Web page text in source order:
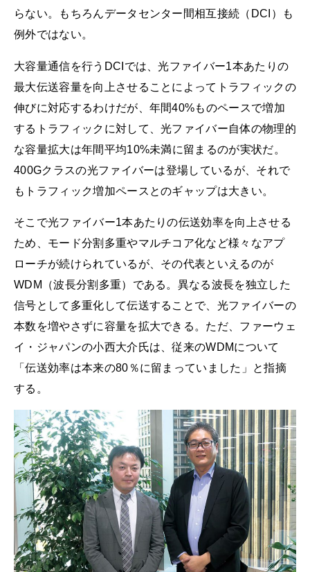
らない。もちろんデータセンター間相互接続（DCI）も
例外ではない。
大容量通信を行うDCIでは、光ファイバー1本あたりの
最大伝送容量を向上させることによってトラフィックの
伸びに対応するわけだが、年間40%ものペースで増加
するトラフィックに対して、光ファイバー自体の物理的
な容量拡大は年間平均10%未満に留まるのが実状だ。
400Gクラスの光ファイバーは登場しているが、それで
もトラフィック増加ペースとのギャップは大きい。
そこで光ファイバー1本あたりの伝送効率を向上させる
ため、モード分割多重やマルチコア化など様々なアプ
ローチが続けられているが、その代表といえるのが
WDM（波長分割多重）である。異なる波長を独立した
信号として多重化して伝送することで、光ファイバーの
本数を増やさずに容量を拡大できる。ただ、ファーウェ
イ・ジャパンの小西大介氏は、従来のWDMについて
「伝送効率は本来の80％に留まっていました」と指摘
する。